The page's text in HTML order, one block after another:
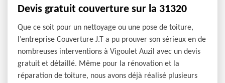
Devis gratuit couverture sur la 31320
Que ce soit pour un nettoyage ou une pose de toiture,
l’entreprise Couverture J.T a pu prouver son sérieux en de
nombreuses interventions à Vigoulet Auzil avec un devis
gratuit et détaillé. Même pour la rénovation et la
réparation de toiture, nous avons déjà réalisé plusieurs